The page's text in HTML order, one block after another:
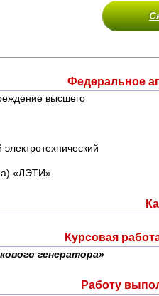
Федеральное
высшего
«ЛЭТИ»
Курсовая
генератора»
Работу